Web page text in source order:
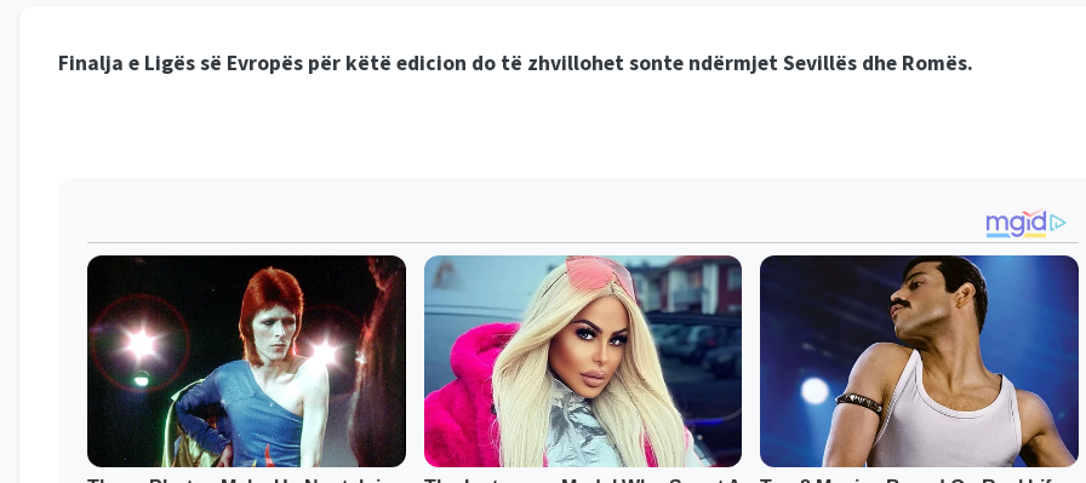
Finalja e Ligës së Evropës për këtë edicion do të zhvillohet sonte ndërmjet Sevillës dhe Romës.